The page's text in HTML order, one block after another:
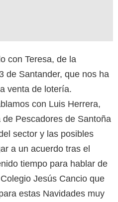
con Teresa, de la
de Santander, que nos ha
venta de lotería.
con Luis Herrera,
Pescadores de Santoña
sector y las posibles
a un acuerdo tras el
tiempo para hablar de
Jesús Cancio que
estas Navidades muy